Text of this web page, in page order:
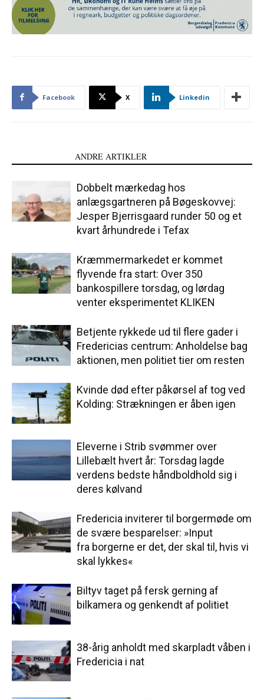
Facebook X Linkedin
ANDRE ARTIKLER
Dobbelt mærkedag hos
anlægsgartneren på Bøgeskovvej:
Jesper Bjerrisgaard runder 50 og et
kvart århundrede i Tefax
Kræmmermarkedet er kommet
flyvende fra start: Over 350
bankospillere torsdag, og lørdag
venter eksperimentet KLIKEN
Betjente rykkede ud til flere gader i
Fredericias centrum: Anholdelse bag
aktionen, men politiet tier om resten
Kvinde død efter påkørsel af tog ved
Kolding: Strækningen er åben igen
Eleverne i Strib svømmer over
Lillebælt hvert år: Torsdag lagde
verdens bedste håndboldhold sig i
deres kølvand
Fredericia inviterer til borgermøde om
de svære besparelser: »Input
fra borgerne er det, der skal til, hvis vi
skal lykkes«
Biltyv taget på fersk gerning af
bilkamera og genkendt af politiet
38-årig anholdt med skarpladt våben i
Fredericia i nat